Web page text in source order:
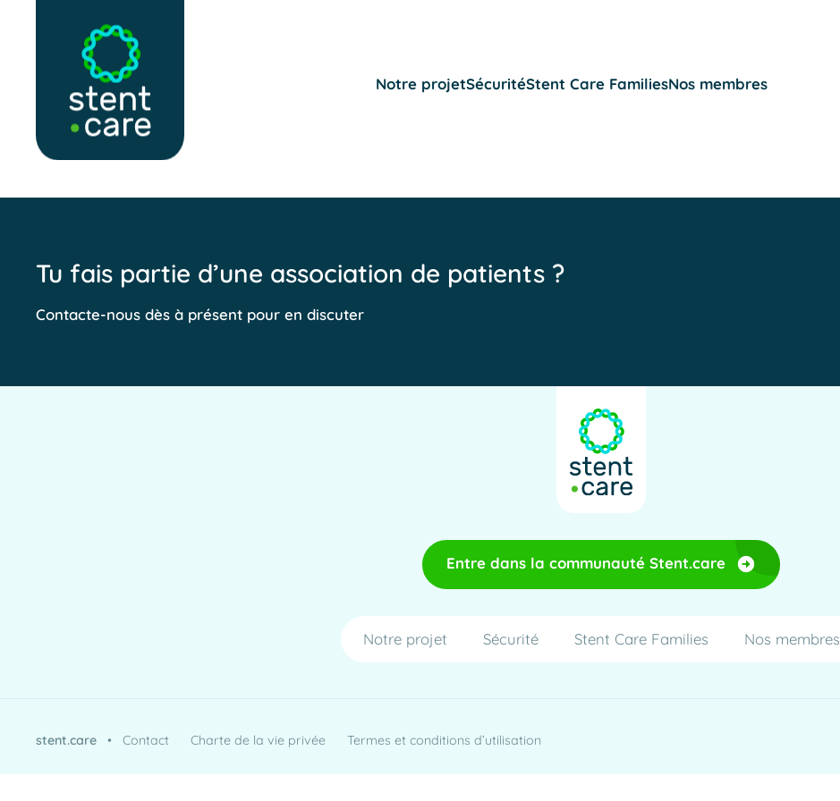
Notre projetSécuritéStent Care FamiliesNos membres
Tu fais partie d’une association de patients ?
Contacte-nous dès à présent pour en discuter
Entre dans la communauté Stent.care
Notre projet Sécurité Stent Care Families Nos membres
stent.care •Contact Charte de la vie privée Termes et conditions d’utilisation